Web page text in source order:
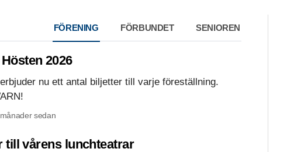
FÖRENING FÖRBUNDET SENIOREN
2026
nu ett antal biljetter till varje föreställning.
sedan
till vårens lunchteatrar